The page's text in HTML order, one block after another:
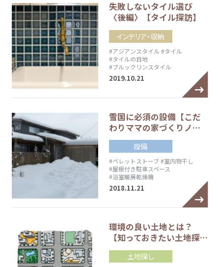
失敗しないタイル選び
〈後編〉【タイル探訪】
インテリア・収納
#アジアンスタイル #タイル
#タイルの目地
#ブルックリンスタイル
2019.10.21
雪国に必須の設備【こだ
わりママの家づくりノ…
設備
#ペレットストーブ#室内物干し
#屋根付き駐車スペース
#浴室暖房乾燥機
2018.11.21
環境の良い土地とは？
【知っておきたい土地探…
土地探し